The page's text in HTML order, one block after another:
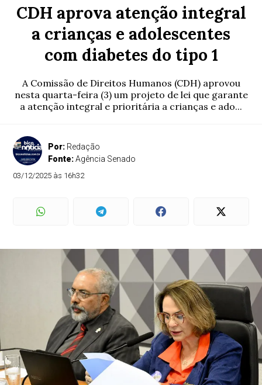
CDH aprova atenção integral
a crianças e adolescentes
com diabetes do tipo 1
A Comissão de Direitos Humanos (CDH) aprovou
nesta quarta-feira (3) um projeto de lei que garante
a atenção integral e prioritária a crianças e ado...
Por: Redação
Fonte:Agência Senado
03/12/2025 às 16h32